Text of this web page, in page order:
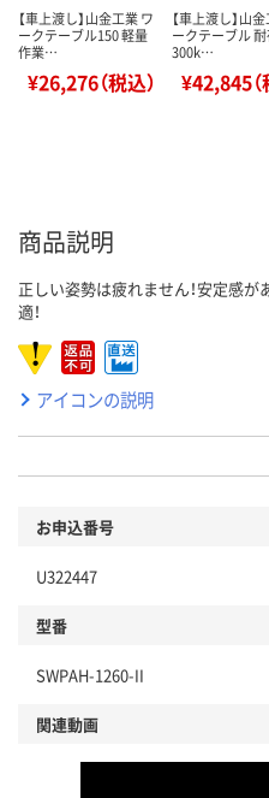
【車上渡し】山金工業 ワ
ークテーブル150 軽量
作業…
¥26,276（税込）
【車上渡し】山
ークテーブル
300k…
¥42,845（
商品説明
正しい姿勢は疲れません！安定感
適！
アイコンの説明
お申込番号
U322447
型番
SWPAH-1260-II
関連動画